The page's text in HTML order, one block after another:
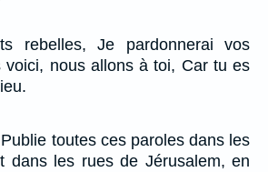
rebelles, Je pardonnerai vos
voici, nous allons à toi, Car tu es
toutes ces paroles dans les
dans les rues de Jérusalem, en